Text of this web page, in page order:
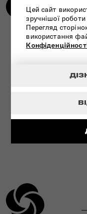
Цей сайт
зручнішої
Перегляд
використання